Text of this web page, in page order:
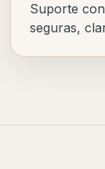
Suporte
seguras,